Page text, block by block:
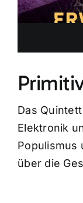
Das
Elektronik
Populismus
über die